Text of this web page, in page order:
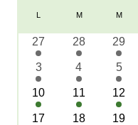
date.
Calendrier
de
Évènements
L MMARDI M
1
évènement
27
1
évènement
28
1
29
1
évènement
3
1
évènement
4
1
5
1
évènement
10
1
évènement
11
1
12
1
17
1
18
1
19